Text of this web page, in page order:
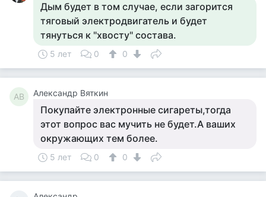
Дым будет в том случае, если загорится
тяговый электродвигатель и будет
тянуться к "хвосту" состава.
5 лет 0 0
АВ Александр Вяткин
Покупайте электронные сигареты,тогда
этот вопрос вас мучить не будет.А ваших
окружающих тем более.
5 лет 0 0